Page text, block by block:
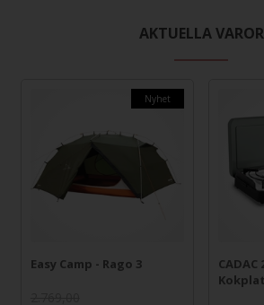
AKTUELLA VAROR
Nyhet
Easy Camp - Rago 3
CADAC